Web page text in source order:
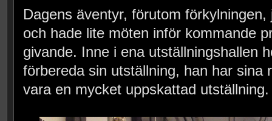
Dagens äventyr, förutom
och hade lite möten inför kommande
givande. Inne i ena utställningshallen
förbereda sin utställning, han har sina
vara en mycket uppskattad utställning.